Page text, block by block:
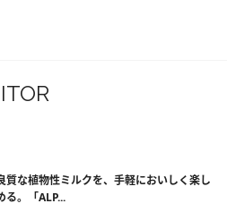
質な植物性ミルクを、手軽においしく楽し
る。「ALP...